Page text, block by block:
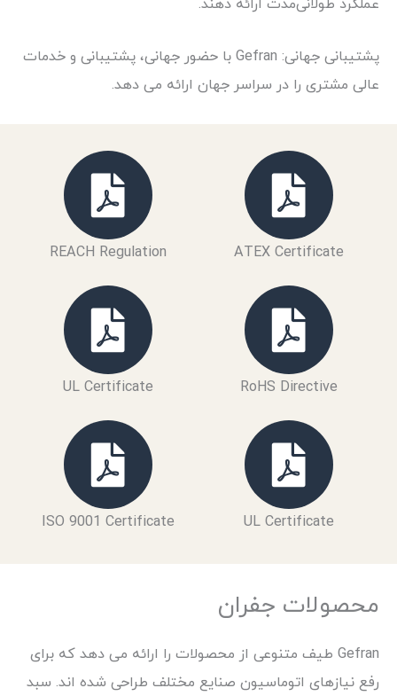
عملکرد طولانی‌مدت ارائه دهند.
پشتیبانی جهانی: Gefran با حضور جهانی، پشتیبانی و خدمات
عالی مشتری را در سراسر جهان ارائه می دهد.
ATEX Certificate
REACH Regulation
RoHS Directive
UL Certificate
UL Certificate
ISO 9001 Certificate
محصولات جفران
Gefran طیف متنوعی از محصولات را ارائه می دهد که برای
رفع نیازهای اتوماسیون صنایع مختلف طراحی شده اند. سبد